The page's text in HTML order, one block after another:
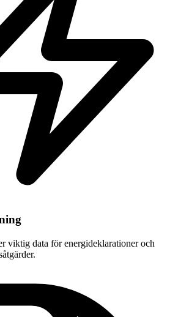
viktig data för energideklarationer och